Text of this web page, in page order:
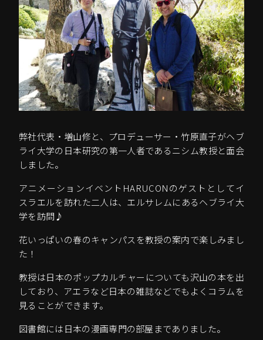
弊社代表・増山修と、プロデューサー・竹原直子がヘブ
ライ大学の日本研究の第一人者であるニシム教授と面会
しました。
アニメーションイベントHARUCONのゲストとしてイ
スラエルを訪れた二人は、エルサレムにあるヘブライ大
学を訪問♪
花いっぱいの春のキャンパスを教授の案内で楽しみまし
た！
教授は日本のポップカルチャーについても沢山の本を出
しており、アエラなど日本の雑誌などでもよくコラムを
見ることができます。
図書館には日本の漫画専門の部屋までありました。